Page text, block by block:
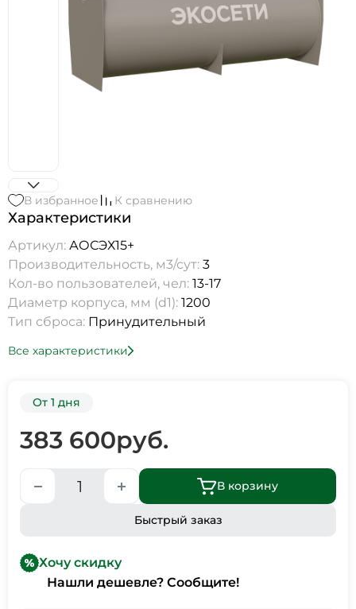
В избранное К сравнению
Характеристики
Артикул: АОСЭХ15+
Производительность, м3/сут: 3
Кол-во пользователей, чел: 13-17
Диаметр корпуса, мм (d1): 1200
Тип сброса: Принудительный
Все характеристики
От 1 дня
383 600руб.
В корзину
Быстрый заказ
Хочу скидку
Нашли дешевле? Сообщите!